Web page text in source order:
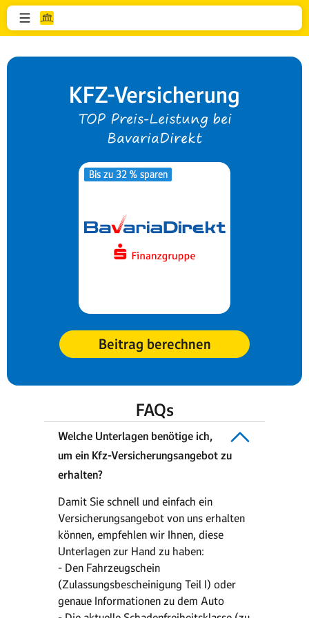
KFZ-Versicherung
TOP Preis-Leistung bei
BavariaDirekt
Beitrag berechnen
FAQs
Welche Unterlagen benötige ich,
um ein Kfz-Versicherungsangebot zu
erhalten?
Damit Sie schnell und einfach ein
Versicherungsangebot von uns erhalten
können, empfehlen wir Ihnen, diese
Unterlagen zur Hand zu haben:
- Den Fahrzeugschein
(Zulassungsbescheinigung Teil I) oder
genaue Informationen zu dem Auto